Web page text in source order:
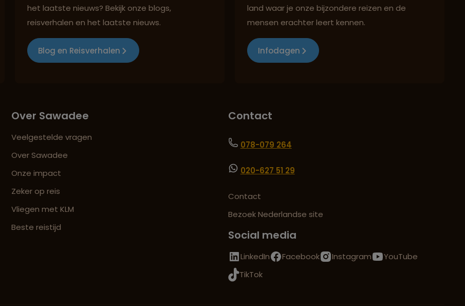
het laatste nieuws? Bekijk onze blogs,
reisverhalen en het laatste nieuws.
Blog en Reisverhalen
land waar je onze bijzondere reizen en de
mensen erachter leert kennen.
Infodagen
Over Sawadee
Veelgestelde vragen
Over Sawadee
Onze impact
Zeker op reis
Vliegen met KLM
Beste reistijd
Contact
078-079 264
020-627 51 29
Contact
Bezoek Nederlandse site
Social media
LinkedIn Facebook Instagram
YouTube
TikTok